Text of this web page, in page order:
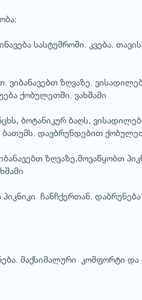
სასტუმროში. კვება.
ვიბანავებთ ზღვაზე.
ქობულეთში. ვახშამი
ბოტანიკურ ბაღს,
დავბრუნდებით
ზღვაზე,მოვაწყობთ
ჩანჩქერთან.
მაქსიმალური კომფორტი